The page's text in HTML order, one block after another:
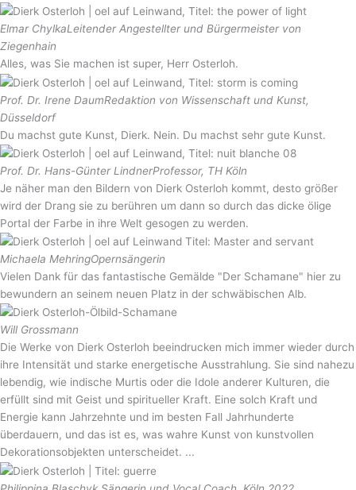
Elmar ChylkaLeitender Angestellter und Bürgermeister von
Ziegenhain
Alles, was Sie machen ist super, Herr Osterloh.
Prof. Dr. Irene DaumRedaktion von Wissenschaft und Kunst,
Düsseldorf
Du machst gute Kunst, Dierk. Nein. Du machst sehr gute Kunst.
Prof. Dr. Hans-Günter LindnerProfessor, TH Köln
Je näher man den Bildern von Dierk Osterloh kommt, desto größer
wird der Drang sie zu berühren um dann so durch das dicke ölige
Portal der Farbe in ihre Welt gesogen zu werden.
Michaela MehringOpernsängerin
Vielen Dank für das fantastische Gemälde "Der Schamane" hier zu
bewundern an seinem neuen Platz in der schwäbischen Alb.
Will Grossmann
Die Werke von Dierk Osterloh beeindrucken mich immer wieder durch
ihre Intensität und starke energetische Ausstrahlung. Sie sind nahezu
lebendig, wie indische Murtis oder die Idole anderer Kulturen, die
erfüllt sind mit Geist und spiritueller Kraft. Eine solch Kraft und
Energie kann Jahrzehnte und im besten Fall Jahrhunderte
überdauern, und das ist es, was wahre Kunst von kunstvollen
Dekorationsobjekten unterscheidet. ...